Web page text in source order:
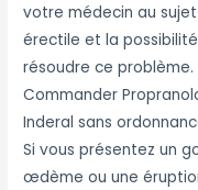
votre médecin au
érectile et la
résoudre ce
Commander
Inderal sans
Si vous présentez un
œdème ou une